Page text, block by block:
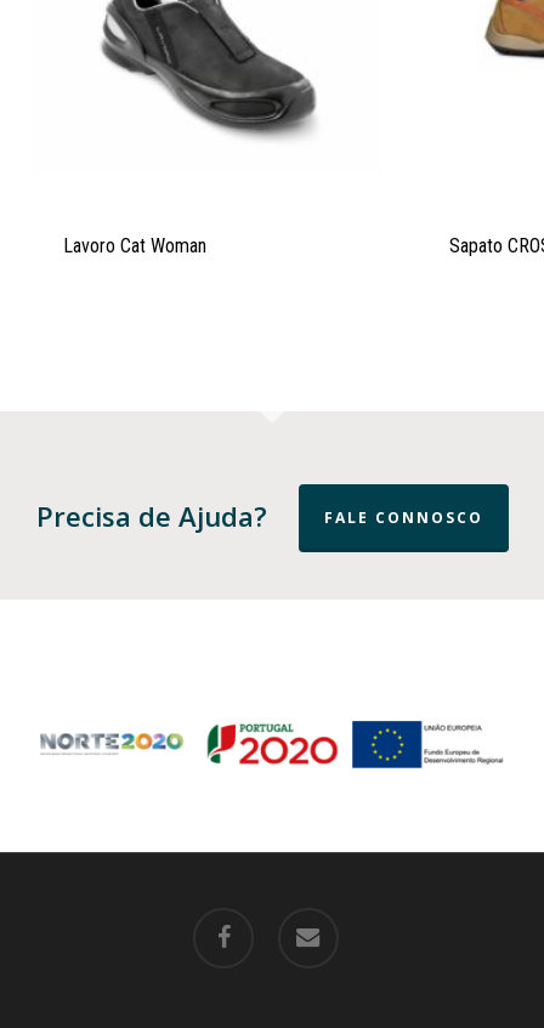
Lavoro Cat Woman Sapato
Precisa de Ajuda? FALE CONNOSCO
facebook